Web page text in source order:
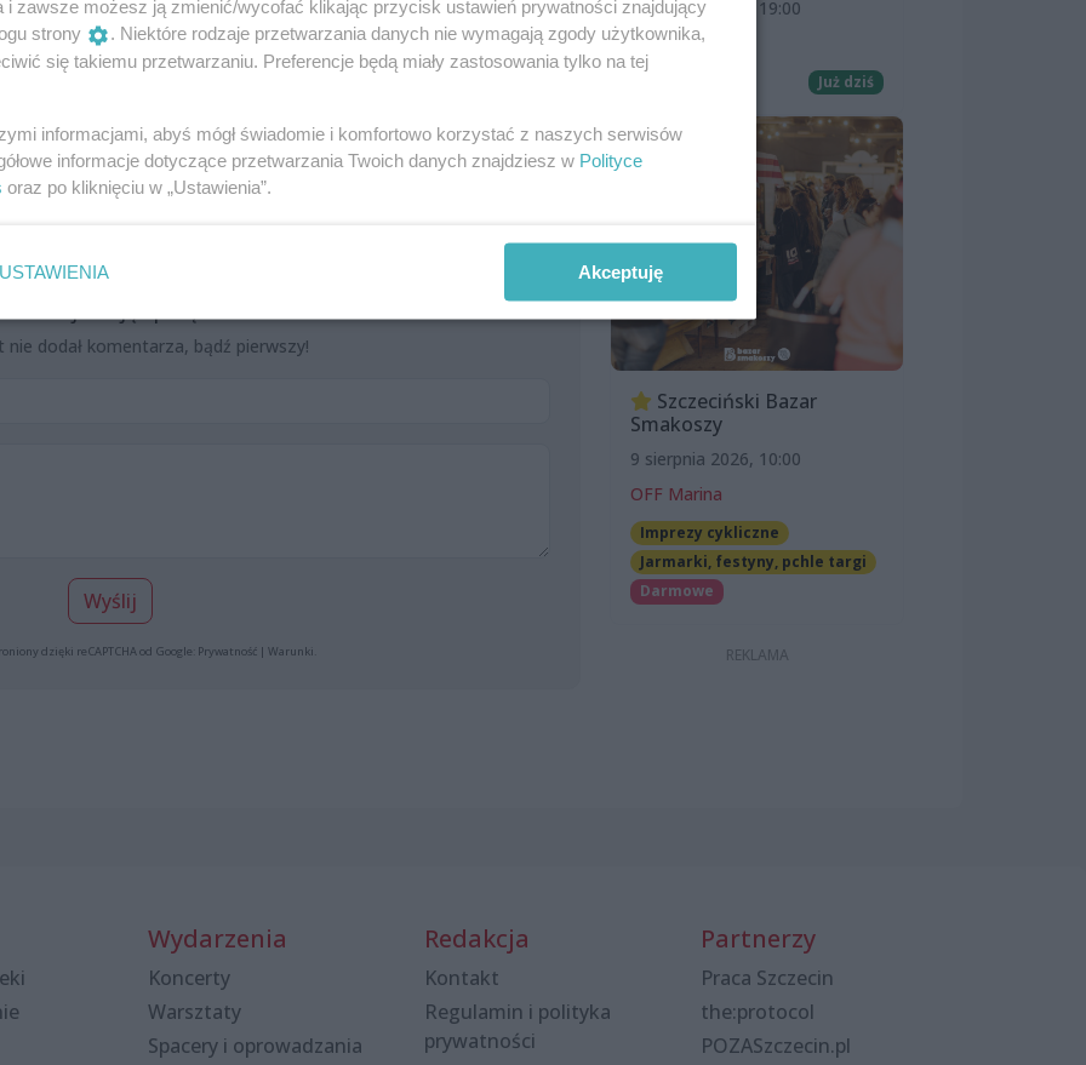
poza Internetami Anny Ołów Wachowicz.
nie dodał komentarza, bądź pierwszy!
Wyślij
dzięki reCAPTCHA od Google: Prywatność| Warunki
8 sierpnia 2026, 19:00
Kino Pionier
Już dziś
Szczeciński Bazar
Smakoszy
9 sierpnia 2026, 10:00
OFF Marina
Imprezy cykliczne
Jarmarki, festyny, pchle targi
Darmowe
Wydarzenia
Koncerty
Warsztaty
Spacery i oprowadzania
Redakcja
Kontakt
Regulamin i polityka
prywatności
Partnerzy
Praca Szczecin
the:protocol
POZASzczecin.pl
i zawsze możesz ją zmienić/wycofać klikając przycisk ustawień prywatności znajdujący
strony
. Niektóre rodzaje przetwarzania danych nie wymagają zgody użytkownika,
się takiemu przetwarzaniu. Preferencje będą miały zastosowania tylko na tej
informacjami, abyś mógł świadomie i komfortowo korzystać z naszych serwisów
informacje dotyczące przetwarzania Twoich danych znajdziesz w Polityce
oraz po kliknięciu w „Ustawienia”.
USTAWIENIA Akceptuję